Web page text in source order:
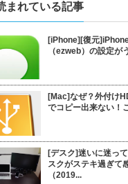
まれている記事
[iPhone][復元
（ezweb）の設定が
[Mac]なぜ？外付け
でコピー出来ない！
[デスク]迷いに迷っ
スクがステキ過ぎて
（2019...